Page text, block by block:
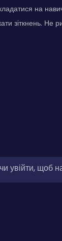
на
зіткнень. Не
увійти, щоб